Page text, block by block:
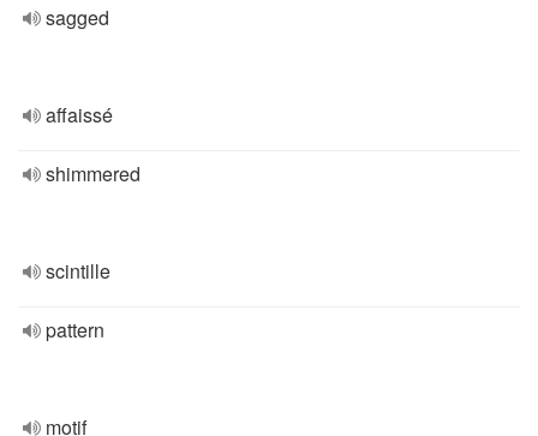
sagged
affaissé
shimmered
scintille
pattern
motif